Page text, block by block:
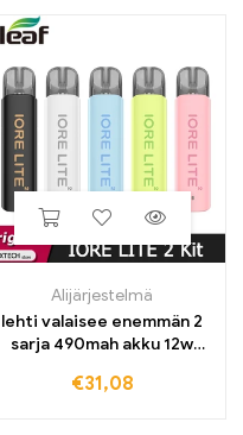
Alijärjestelmä
lehti valaisee enemmän 2
sarja 490mah akku 12w
patruuna 1,0 ohm mesh coil
€31,08